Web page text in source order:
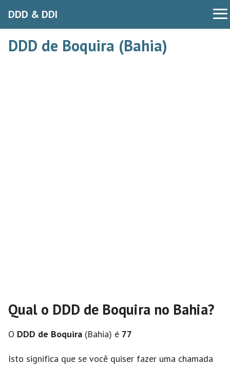
DDD & DDI
DDD de Boquira (Bahia)
Qual o DDD de Boquira no Bahia?
O DDD de Boquira (Bahia) é 77
Isto significa que se você quiser fazer uma chamada